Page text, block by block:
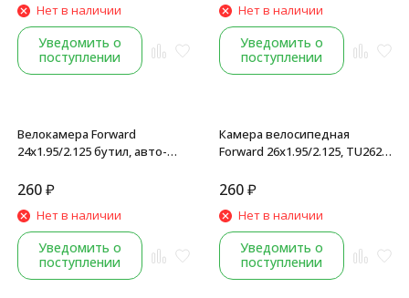
Нет в наличии
Уведомить о
поступлении
Нет в наличии
Уведомить о
поступлении
Велокамера Forward
24x1.95/2.125 бутил, авто-
260₽
Нет в наличии
Уведомить о
поступлении
Камера велосипедная
Forward 26x1.95/2.125, TU262
260₽
Нет в наличии
Уведомить о
поступлении